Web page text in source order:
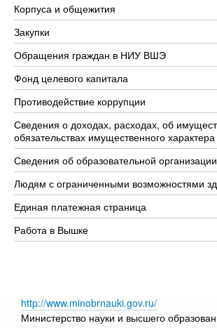
Корпуса и общежития
Закупки
Обращения граждан в НИУ ВШЭ
Фонд целевого капитала
Противодействие коррупции
Сведения о доходах, расходах, об
обязательствах имущественного характера
Сведения об образовательной организации
Людям с ограниченными возможностями
Единая платежная страница
Работа в Вышке
http://www.minobrnauki.gov.ru/
Министерство науки и высшего